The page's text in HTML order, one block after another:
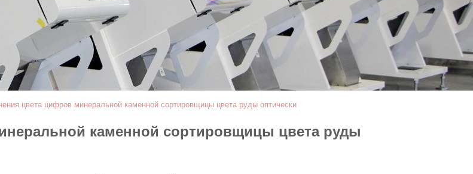
цвета цифров минеральной каменной сортировщицы цвета руды оптически
каменной сортировщицы цвета руды